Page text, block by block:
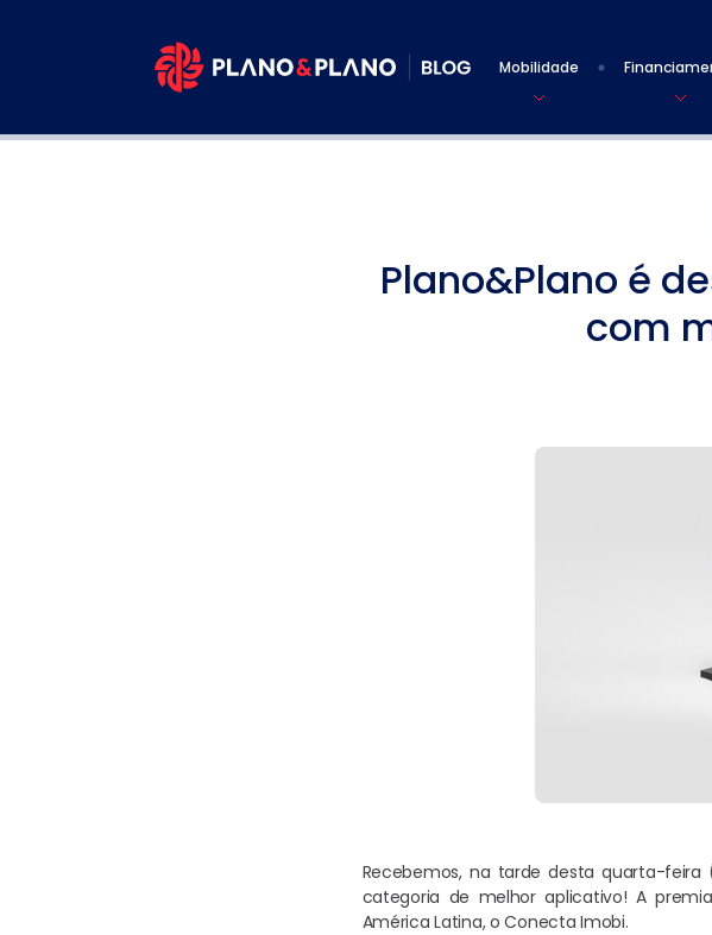
Mobilidade
Plano&Plano é
com
Recebemos, na tarde desta quarta-feira
categoria de melhor aplicativo! A
América Latina, o Conecta Imobi.